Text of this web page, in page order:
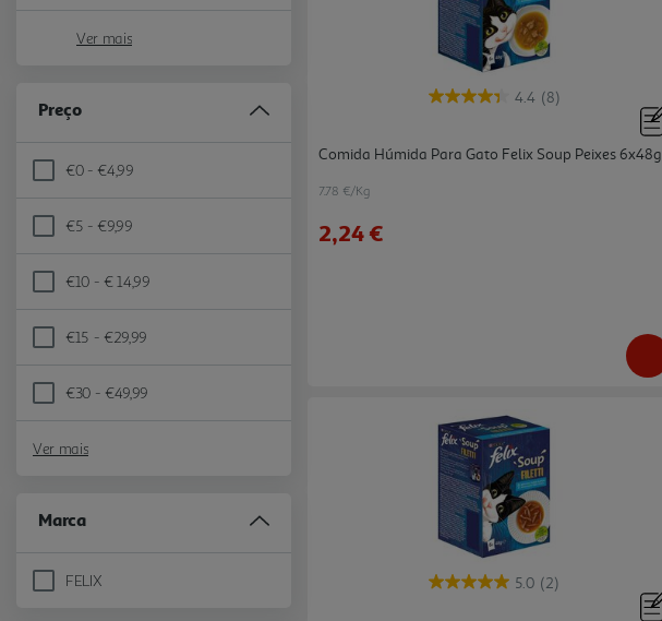
Ver mais
Preço
€0 - €4,99
Refine by Preço: €0 - €4,99
€5 - €9,99
Refine by Preço: €5 - €9,99
€10 - € 14,99
Refine by Preço: €10 - € 14,99
€15 - €29,99
Refine by Preço: €15 - €29,99
€30 - €49,99
Refine by Preço: €30 - €49,99
Ver mais
Marca
FELIX
Refine by Marca: FELIX
4.4 (8)
Comida Húmida Para Gato Felix Soup Peixes 6x48g
7.78 €/Kg
2,24 €
5.0 (2)